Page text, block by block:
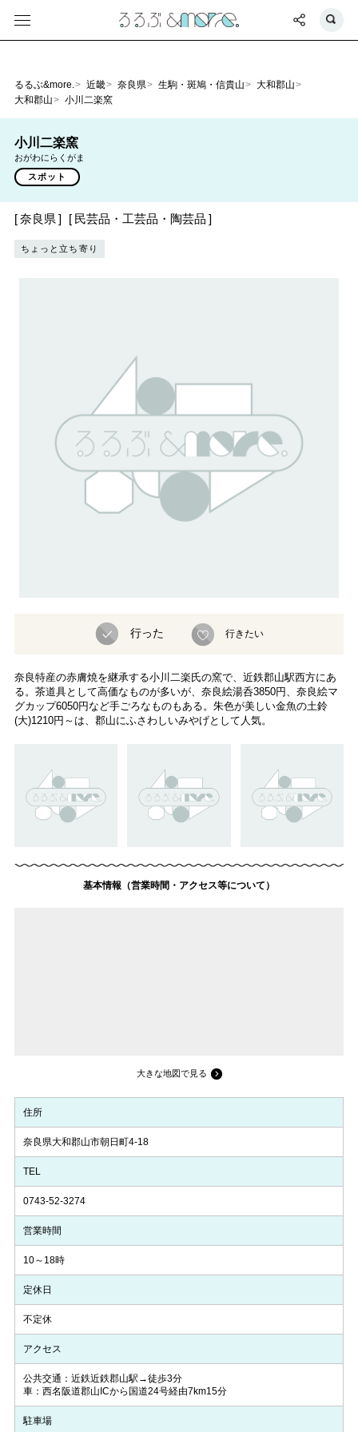
るるぶ&more. 近畿 奈良県 生駒・斑鳩・信貴山
大和郡山
大和郡山
小川二楽窯
小川二楽窯
おがわにらくがま
スポット
奈良県 民芸品・工芸品・陶芸品
ちょっと立ち寄り
行った 行きたい
奈良特産の赤膚焼を継承する小川二楽氏の窯で、近鉄郡山駅西方にあ
る。茶道具として高価なものが多いが、奈良絵湯呑3850円、奈良絵マ
グカップ6050円など手ごろなものもある。朱色が美しい金魚の土鈴
(大)1210円～は、郡山にふさわしいみやげとして人気。
基本情報（営業時間・アクセス等について）
大きな地図で見る
住所
奈良県大和郡山市朝日町4-18
TEL
0743-52-3274
営業時間
10～18時
定休日
不定休
アクセス
公共交通：近鉄近鉄郡山駅→徒歩3分
車：西名阪道郡山ICから国道24号経由7km15分
駐車場